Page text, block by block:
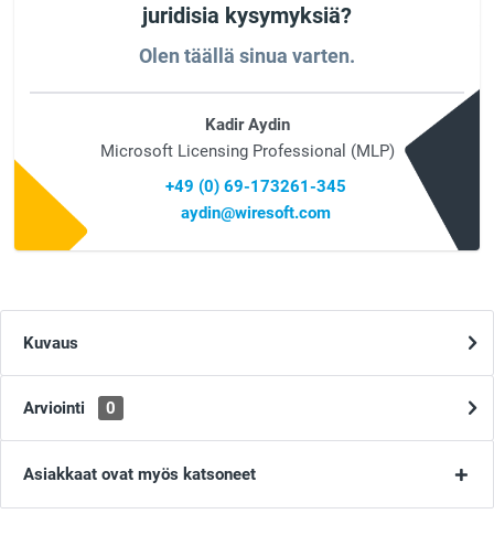
juridisia kysymyksiä?
Olen täällä sinua varten.
Kadir Aydin
Microsoft Licensing Professional (MLP)
+49 (0) 69-173261-345
aydin@wiresoft.com
Kuvaus
Arviointi 0
Asiakkaat ovat myös katsoneet